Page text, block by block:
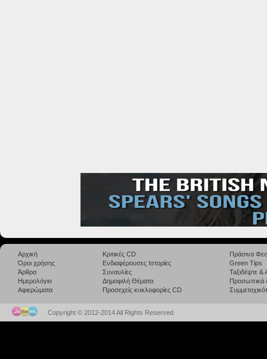
Αρχική
Όροι χρήσης
Άρθρα
Ημερολόγιο
Αφιερώματα
Κριτικές CD
Ενδιαφέρουσες Ιστορίες
Συναυλίες
Δημοφιλή Θέματα
Προσεχείς κυκλοφορίες CD
Πράσινα
Green Tips
Taξιδέψτε
Προσωπικά
Copyright © 2012-2014 All Rights Reserved